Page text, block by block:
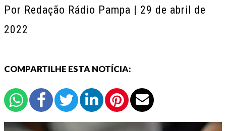
Por Redação Rádio Pampa | 29 de abril de
2022
COMPARTILHE ESTA NOTÍCIA: